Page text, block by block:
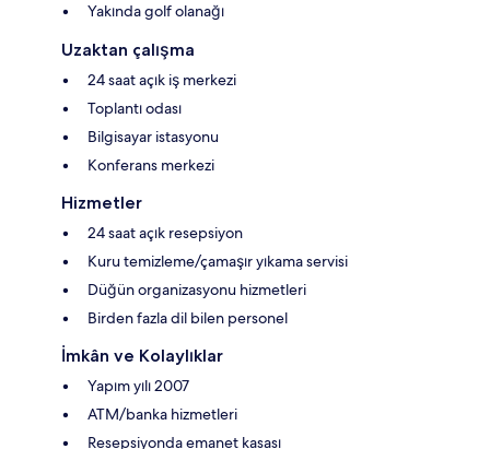
Yakında golf olanağı
Uzaktan çalışma
24 saat açık iş merkezi
Toplantı odası
Bilgisayar istasyonu
Konferans merkezi
Hizmetler
24 saat açık resepsiyon
Kuru temizleme/çamaşır yıkama servisi
Düğün organizasyonu hizmetleri
Birden fazla dil bilen personel
İmkân ve Kolaylıklar
Yapım yılı 2007
ATM/banka hizmetleri
Resepsiyonda emanet kasası